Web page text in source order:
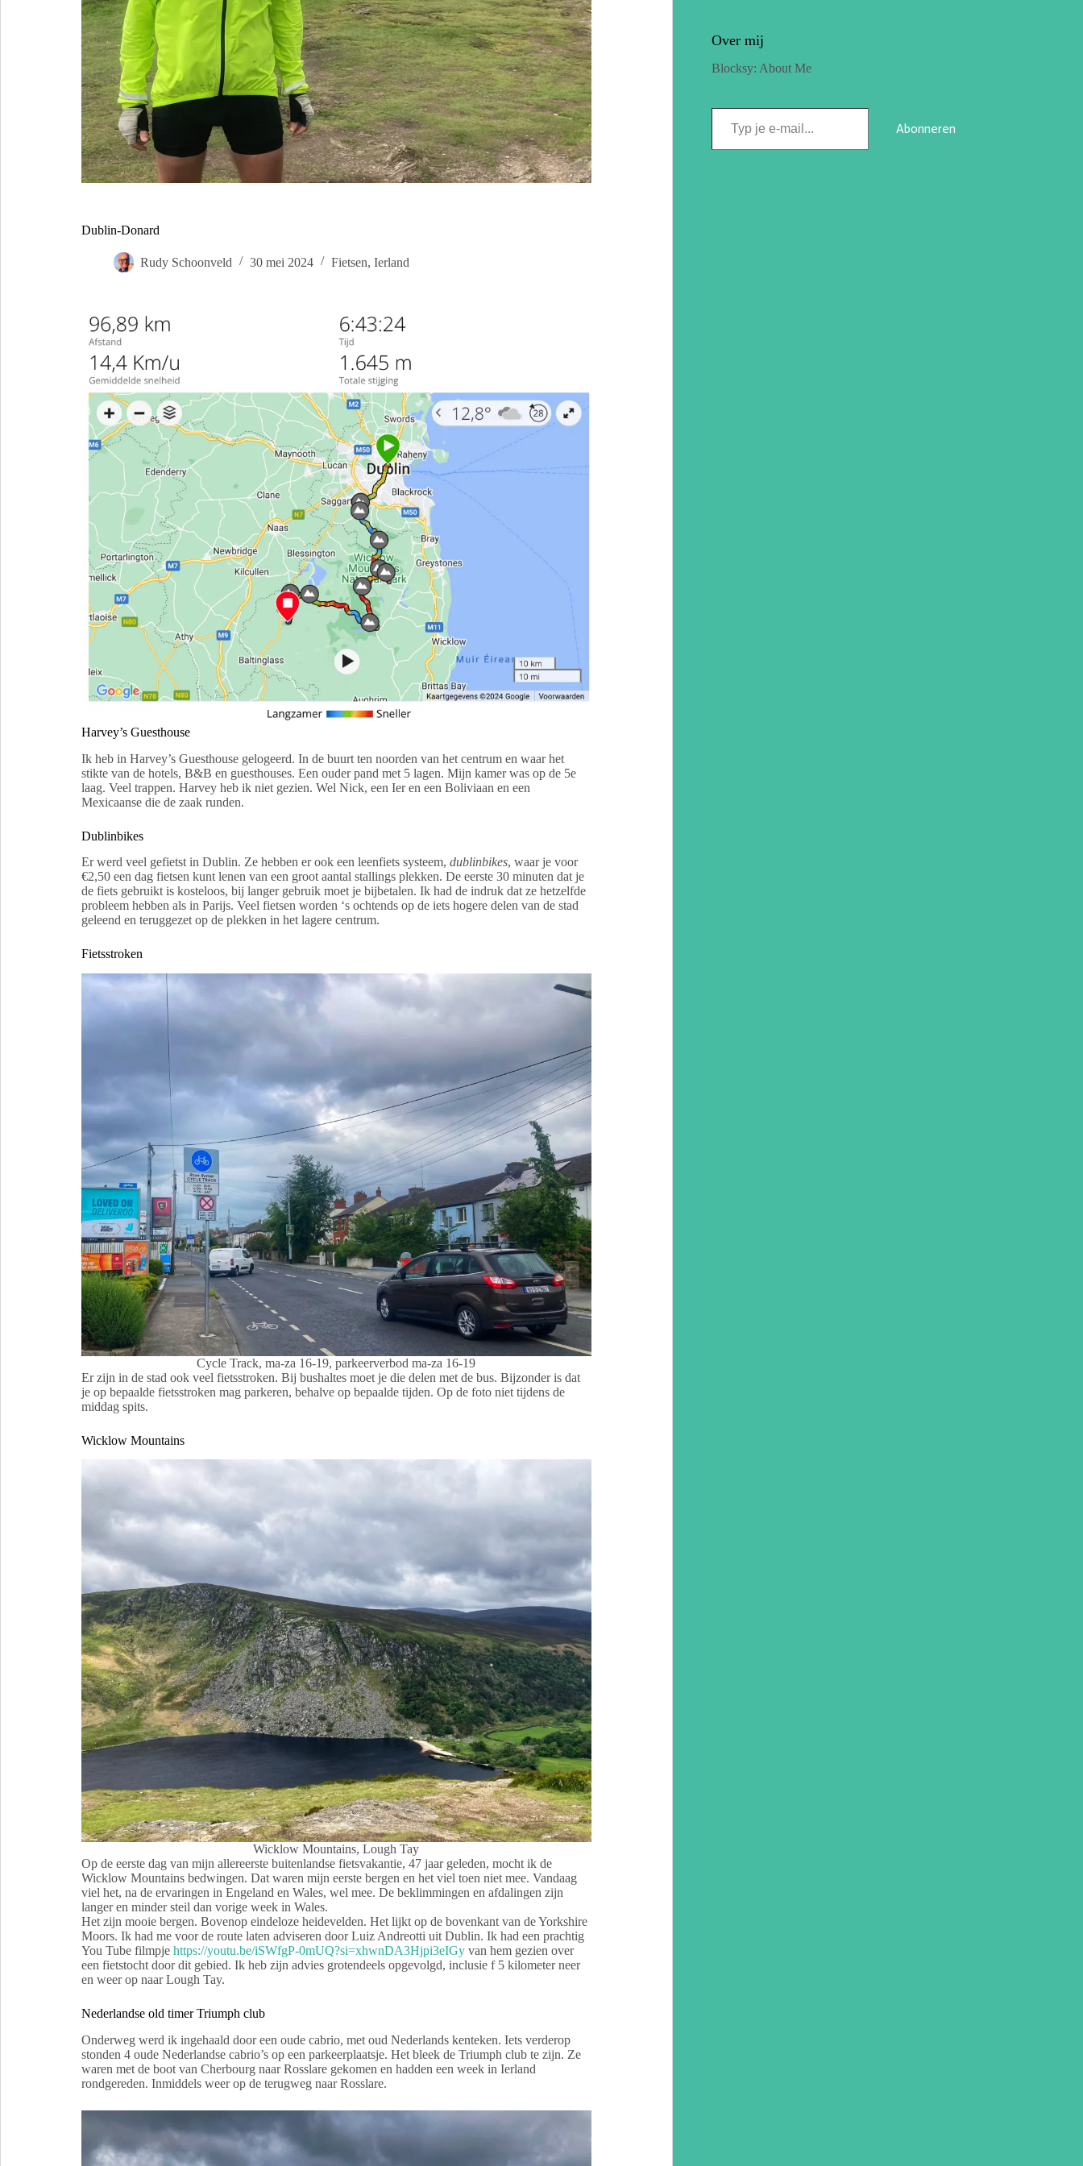
Dublin-Donard
Rudy Schoonveld 30 mei 2024 Fietsen, Ierland
Harvey’s Guesthouse
Ik heb in Harvey’s Guesthouse gelogeerd. In de buurt ten noorden van het centrum en waar het
stikte van de hotels, B&B en guesthouses. Een ouder pand met 5 lagen. Mijn kamer was op de 5e
laag. Veel trappen. Harvey heb ik niet gezien. Wel Nick, een Ier en een Boliviaan en een
Mexicaanse die de zaak runden.
Dublinbikes
Er werd veel gefietst in Dublin. Ze hebben er ook een leenfiets systeem, dublinbikes, waar je voor
€2,50 een dag fietsen kunt lenen van een groot aantal stallings plekken. De eerste 30 minuten dat je
de fiets gebruikt is kosteloos, bij langer gebruik moet je bijbetalen. Ik had de indruk dat ze hetzelfde
probleem hebben als in Parijs. Veel fietsen worden ‘s ochtends op de iets hogere delen van de stad
geleend en teruggezet op de plekken in het lagere centrum.
Fietsstroken
Cycle Track, ma-za 16-19, parkeerverbod ma-za 16-19
Er zijn in de stad ook veel fietsstroken. Bij bushaltes moet je die delen met de bus. Bijzonder is dat
je op bepaalde fietsstroken mag parkeren, behalve op bepaalde tijden. Op de foto niet tijdens de
middag spits.
Wicklow Mountains
Wicklow Mountains, Lough Tay
Op de eerste dag van mijn allereerste buitenlandse fietsvakantie, 47 jaar geleden, mocht ik de
Wicklow Mountains bedwingen. Dat waren mijn eerste bergen en het viel toen niet mee. Vandaag
viel het, na de ervaringen in Engeland en Wales, wel mee. De beklimmingen en afdalingen zijn
langer en minder steil dan vorige week in Wales.
Het zijn mooie bergen. Bovenop eindeloze heidevelden. Het lijkt op de bovenkant van de Yorkshire
Moors. Ik had me voor de route laten adviseren door Luiz Andreotti uit Dublin. Ik had een prachtig
You Tube filmpje https://youtu.be/iSWfgP-0mUQ?si=xhwnDA3Hjpi3eIGy van hem gezien over
een fietstocht door dit gebied. Ik heb zijn advies grotendeels opgevolgd, inclusie f 5 kilometer neer
en weer op naar Lough Tay.
Nederlandse old timer Triumph club
Onderweg werd ik ingehaald door een oude cabrio, met oud Nederlands kenteken. Iets verderop
stonden 4 oude Nederlandse cabrio’s op een parkeerplaatsje. Het bleek de Triumph club te zijn. Ze
waren met de boot van Cherbourg naar Rosslare gekomen en hadden een week in Ierland
rondgereden. Inmiddels weer op de terugweg naar Rosslare.
Over mij
Blocksy: About Me
Abonneren